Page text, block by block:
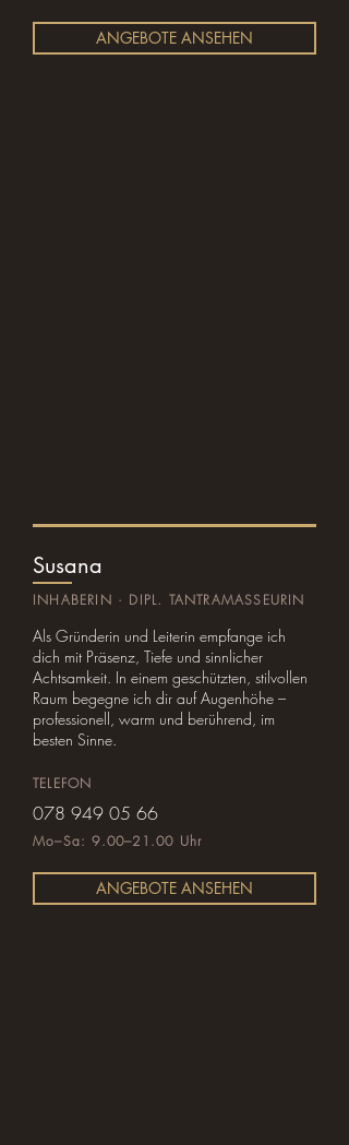
ANGEBOTE ANSEHEN
Susana
INHABERIN · DIPL. TANTRAMASSEURIN
Als Gründerin und Leiterin empfange ich
dich mit Präsenz, Tiefe und sinnlicher
Achtsamkeit. In einem geschützten, stilvollen
Raum begegne ich dir auf Augenhöhe –
professionell, warm und berührend, im
besten Sinne.
TELEFON
078 949 05 66
Mo–Sa: 9.00–21.00 Uhr
ANGEBOTE ANSEHEN